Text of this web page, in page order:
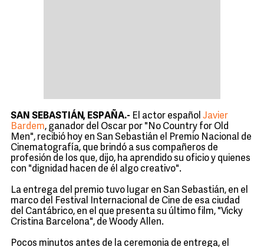
SAN SEBASTIÁN, ESPAÑA.- El actor español Javier
Bardem, ganador del Oscar por "No Country for Old
Men", recibió hoy en San Sebastián el Premio Nacional de
Cinematografía, que brindó a sus compañeros de
profesión de los que, dijo, ha aprendido su oficio y quienes
con "dignidad hacen de él algo creativo".
La entrega del premio tuvo lugar en San Sebastián, en el
marco del Festival Internacional de Cine de esa ciudad
del Cantábrico, en el que presenta su último film, "Vicky
Cristina Barcelona", de Woody Allen.
Pocos minutos antes de la ceremonia de entrega, el